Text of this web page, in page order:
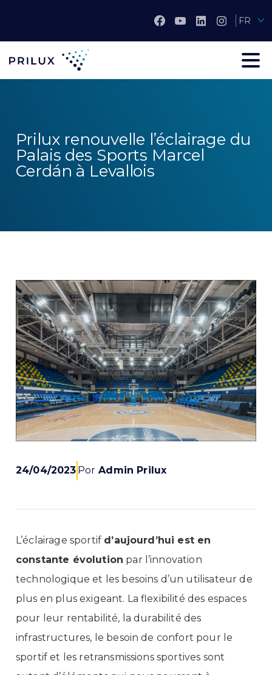
FR
Prilux renouvelle l’éclairage du
Palais des Sports Marcel
Cerdán à Levallois
24/04/2023 Por Admin Prilux
L’éclairage sportif d’aujourd’hui est en
constante évolution par l’innovation
technologique et les besoins d’un utilisateur de
plus en plus exigeant. La flexibilité des espaces
pour leur rentabilité, la durabilité des
infrastructures, le besoin de confort pour le
sportif et les retransmissions sportives sont